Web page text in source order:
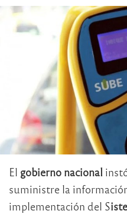
El gobierno nacional
suministre la
implementación del S